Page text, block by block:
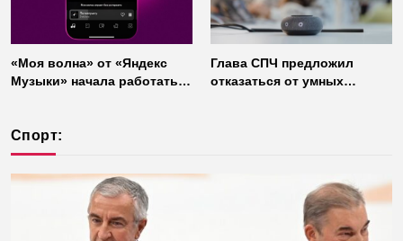
«Моя волна» от «Яндекс
Музыки» начала работать
Глава СПЧ предложил
отказаться от умных
Спорт: